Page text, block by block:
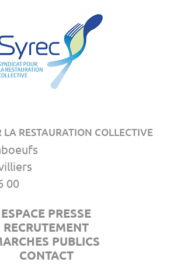
LA RESTAURATION COLLECTIVE
00
ESPACE PRESSE
RECRUTEMENT
PUBLICS
CONTACT